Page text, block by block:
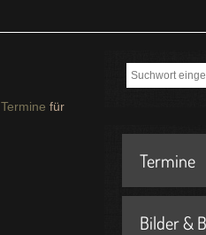
Termine für
Termine
Bilder &